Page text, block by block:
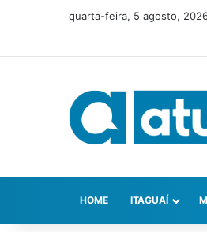
quarta-feira, 5 agosto,
HOME ITAGUAÍ